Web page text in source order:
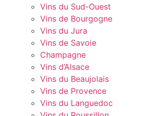
Vins du Sud-Ouest
Vins de Bourgogne
Vins du Jura
Vins de Savoie
Champagne
Vins d’Alsace
Vins du Beaujolais
Vins de Provence
Vins du Languedoc